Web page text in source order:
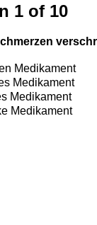
1 of 10
Medikament
Medikament
Medikament
Medikament